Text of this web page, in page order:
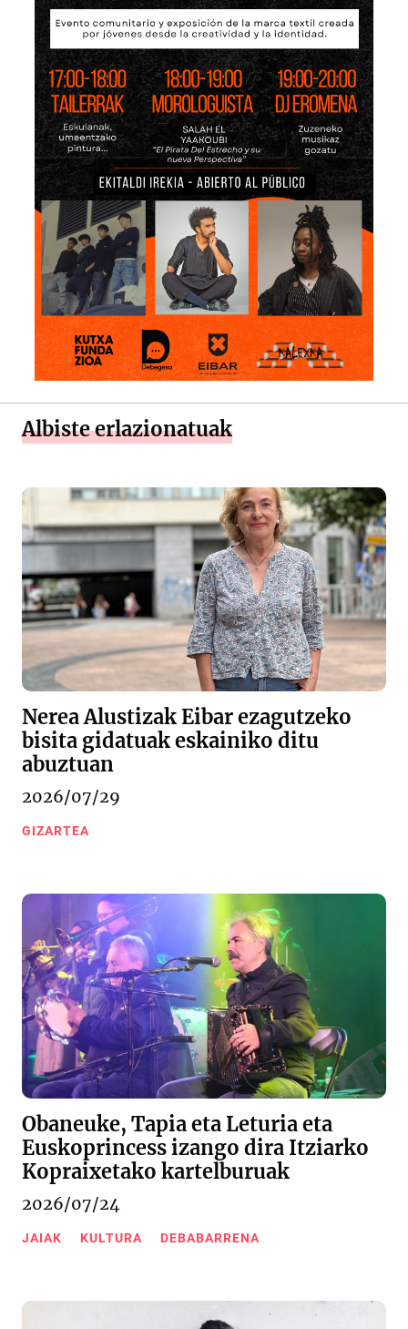
Albiste erlazionatuak
Nerea Alustizak Eibar ezagutzeko
bisita gidatuak eskainiko ditu
abuztuan
2026/07/29
GIZARTEA
Obaneuke, Tapia eta Leturia eta
Euskoprincess izango dira Itziarko
Kopraixetako kartelburuak
2026/07/24
JAIAK KULTURA DEBABARRENA